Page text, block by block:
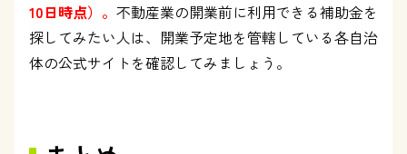
10日時点）。 不動産業の開業前に利用できる補助金を
探してみたい人は、開業予定地を管轄している各自治
体の公式サイトを確認してみましょう。